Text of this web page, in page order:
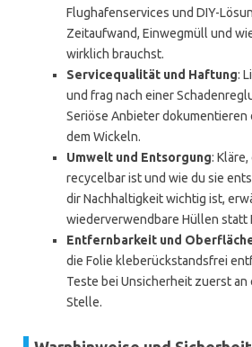
Flughafenservices und DIY-
Zeitaufwand, Einwegmüll und
wirklich brauchst.
Servicequalität und Haftung:
und frag nach einer
Seriöse Anbieter dokumentieren
dem Wickeln.
Umwelt und Entsorgung:
recycelbar ist und wie du sie
dir Nachhaltigkeit wichtig ist,
wiederverwendbare Hüllen statt
Entfernbarkeit und
die Folie kleberückstandsfrei
Teste bei Unsicherheit zuerst
Stelle.